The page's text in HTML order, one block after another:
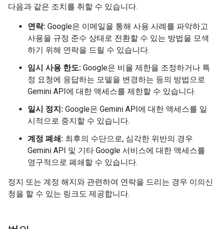
다음과 같은 조치를 취할 수 있습니다.
연락: Google은 이메일을 통해 사용 사례를 파악하고
사용을 규정 준수 상태로 전환할 수 있는 방법을 모색
하기 위해 연락을 드릴 수 있습니다.
임시 사용 한도: Google은 비율 제한을 조정하거나 특
정 요청에 응답하는 모델을 변경하는 등의 방법으로
Gemini API에 대한 액세스를 제한할 수 있습니다.
일시 정지: Google은 Gemini API에 대한 액세스를 일
시적으로 중지할 수 있습니다.
계정 폐쇄: 최후의 수단으로, 심각한 위반의 경우
Gemini API 및 기타 Google 서비스에 대한 액세스를
영구적으로 폐쇄할 수 있습니다.
정지 또는 계정 해지와 관련하여 연락을 드리는 경우 이의신
청을 할 수 있는 링크도 제공합니다.